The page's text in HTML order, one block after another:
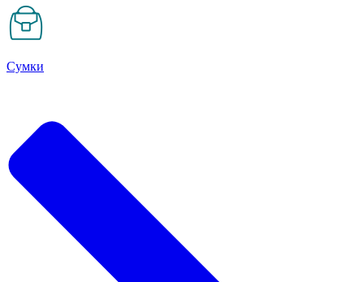
Сумки